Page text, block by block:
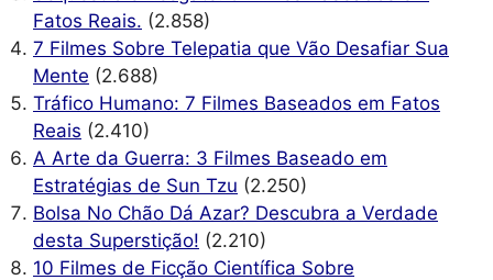
Fatos Reais. (2.858)
7 Filmes Sobre Telepatia que Vão Desafiar Sua
Mente (2.688)
Tráfico Humano: 7 Filmes Baseados em Fatos
Reais (2.410)
A Arte da Guerra: 3 Filmes Baseado em
Estratégias de Sun Tzu (2.250)
Bolsa No Chão Dá Azar? Descubra a Verdade
desta Superstição! (2.210)
10 Filmes de Ficção Científica Sobre